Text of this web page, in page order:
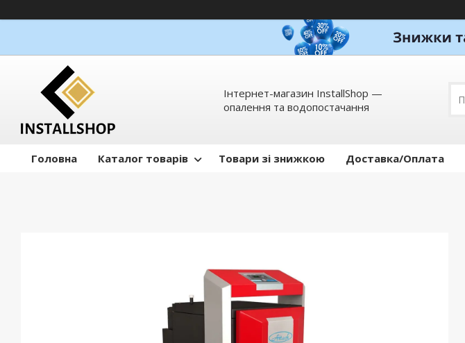
Інтернет-магазин InstallShop —
опалення та водопостачання
Головна Каталог товарів Товари зі знижкою Доставка/Оплата